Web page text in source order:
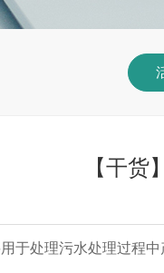
【干
于处理污水处理过程